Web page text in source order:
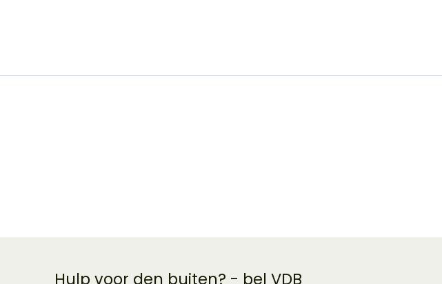
Hulp voor den buiten? - bel VDB